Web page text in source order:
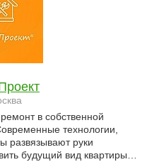
в собственной
технологии,
развязывают руки
будущий вид квартиры…